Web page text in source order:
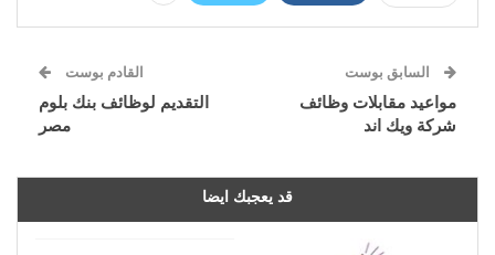
السابق بوست
مواعيد مقابلات وظائف
شركة ويك اند
القادم بوست
التقديم لوظائف بنك بلوم
مصر
قد يعجبك ايضا